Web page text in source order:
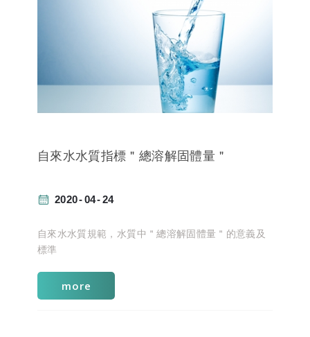
24
04
2020
自來水水質指標＂總溶解固體量＂
自來水水質規範，水質中＂總溶解固體量＂的意義及
標準
more